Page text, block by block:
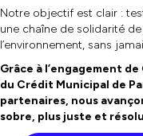
Notre objectif est clair :
une chaîne de solidarité
l’environnement, sans
Grâce à l’engagement
du Crédit Municipal de
partenaires, nous
sobre, plus juste et